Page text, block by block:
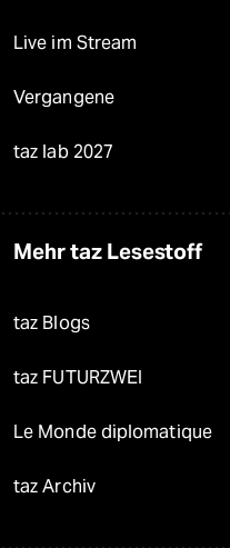
Live im Stream
Vergangene
taz lab 2027
Mehr taz Lesestoff
taz Blogs
taz FUTURZWEI
Le Monde diplomatique
taz Archiv